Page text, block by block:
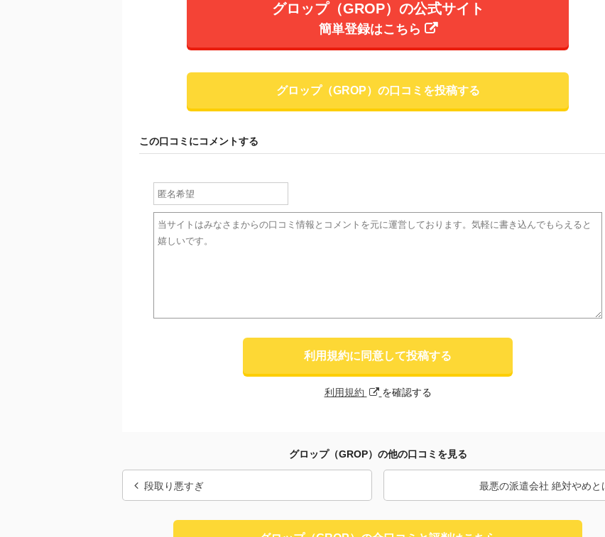
グロップ（GROP）の公式サイト
簡単登録はこちら
グロップ（GROP）の口コミを投稿する
この口コミにコメントする
利用規約に同意して投稿する
利用規約 を確認する
グロップ（GROP）の他の口コミを見る
段取り悪すぎ 最悪の派遣会社 絶対やめと